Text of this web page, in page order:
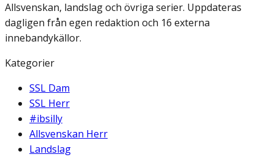
Allsvenskan, landslag och övriga serier. Uppdateras
dagligen från egen redaktion och 16 externa
innebandykällor.
Kategorier
SSL Dam
SSL Herr
#ibsilly
Allsvenskan Herr
Landslag